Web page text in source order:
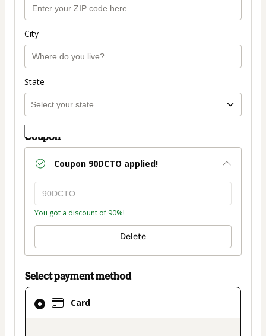
City
State
Coupon
Coupon 90DCTO applied!
You got a discount of 90%!
Delete
Select payment method
Card
Card
selected